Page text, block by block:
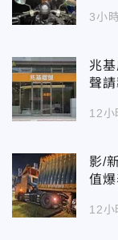
3小
兆
聲請
12小
影/
值
12小